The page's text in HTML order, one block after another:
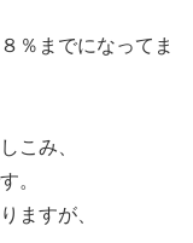
％までになってま
こみ、
。
ますが、